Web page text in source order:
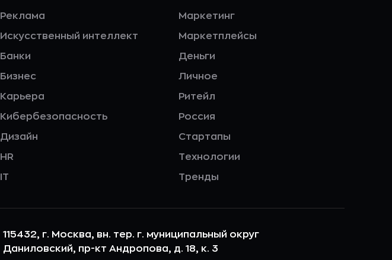
Реклама
Искусственный интеллект
Банки
Бизнес
Карьера
Кибербезопасность
Дизайн
HR
IT
Маркетинг
Маркетплейсы
Деньги
Личное
Ритейл
Россия
Стартапы
Технологии
Тренды
115432, г. Москва, вн. тер. г. муниципальный округ
Даниловский, пр-кт Андропова, д. 18, к. 3